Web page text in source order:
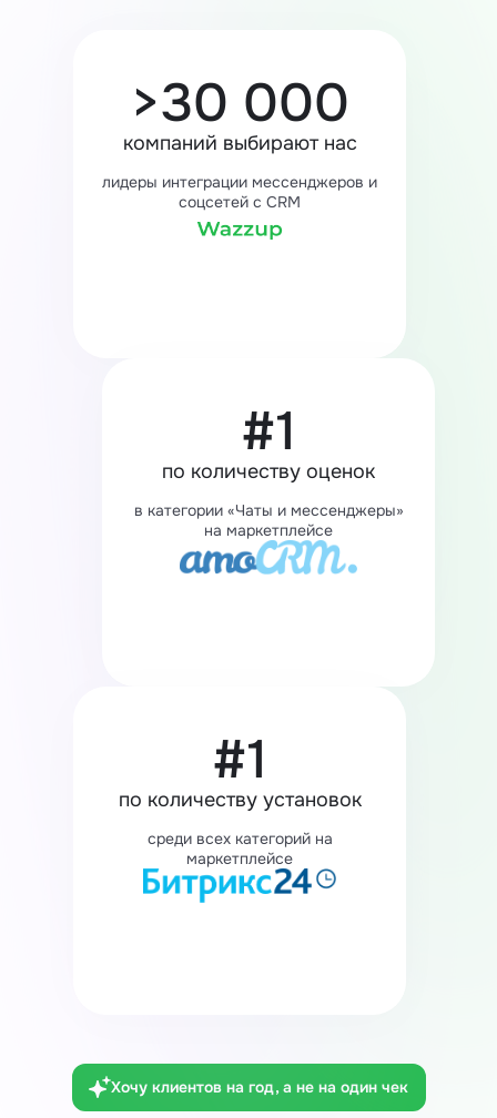
>30 000
компаний выбирают нас
лидеры интеграции мессенджеров и
соцсетей с CRM
#1
по количеству оценок
в категории «Чаты и мессенджеры»
на маркетплейсе
#1
по количеству установок
среди всех категорий на
маркетплейсе
Хочу клиентов на год, а не на один чек